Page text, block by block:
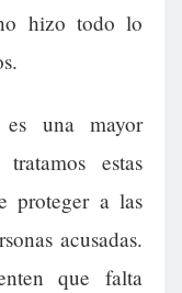
hizo todo lo
una mayor
estas
proteger a las
acusadas.
que falta